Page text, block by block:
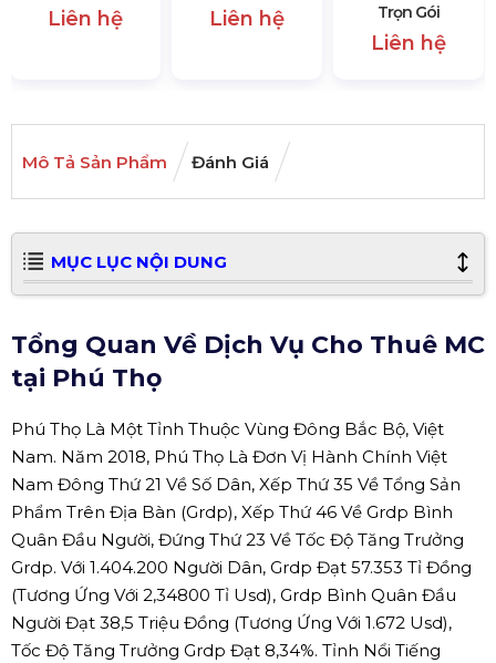
Liên hệ Liên hệ
Trọn Gói
Liên hệ
Mô Tả Sản Phẩm Đánh Giá
MỤC LỤC NỘI DUNG
Tổng Quan Về Dịch Vụ Cho Thuê MC
tại Phú Thọ
Phú Thọ Là Một Tỉnh Thuộc Vùng Đông Bắc Bộ, Việt
Nam. Năm 2018, Phú Thọ Là Đơn Vị Hành Chính Việt
Nam Đông Thứ 21 Về Số Dân, Xếp Thứ 35 Về Tổng Sản
Phẩm Trên Địa Bàn (Grdp), Xếp Thứ 46 Về Grdp Bình
Quân Đầu Người, Đứng Thứ 23 Về Tốc Độ Tăng Trưởng
Grdp. Với 1.404.200 Người Dân, Grdp Đạt 57.353 Tỉ Đồng
(Tương Ứng Với 2,34800 Tỉ Usd), Grdp Bình Quân Đầu
Người Đạt 38,5 Triệu Đồng (Tương Ứng Với 1.672 Usd),
Tốc Độ Tăng Trưởng Grdp Đạt 8,34%. Tỉnh Nổi Tiếng